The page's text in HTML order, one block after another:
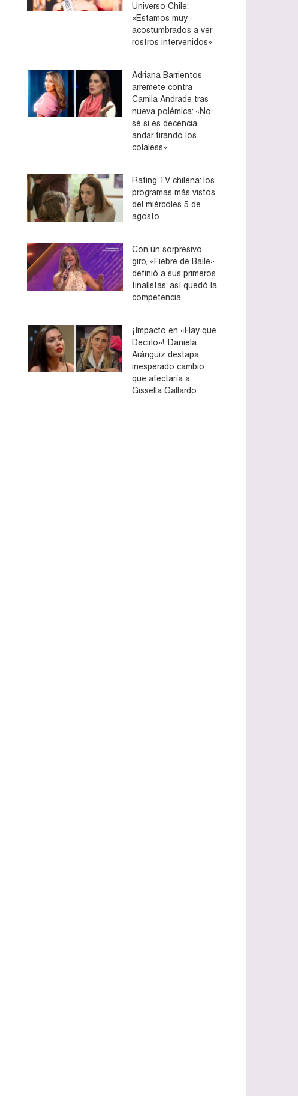
Universo Chile:
«Estamos muy
acostumbrados a ver
rostros intervenidos»
Adriana Barrientos
arremete contra
Camila Andrade tras
nueva polémica: «No
sé si es decencia
andar tirando los
colaless»
Rating TV chilena: los
programas más vistos
del miércoles 5 de
agosto
Con un sorpresivo
giro, «Fiebre de Baile»
definió a sus primeros
finalistas: así quedó la
competencia
¡Impacto en «Hay que
Decirlo»!: Daniela
Aránguiz destapa
inesperado cambio
que afectaría a
Gissella Gallardo